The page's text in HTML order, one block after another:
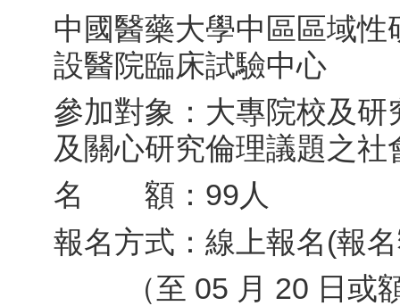
中國醫藥大學中區區域
設醫院臨床試驗中心
參加對象：大專院校及
及關心研究倫理議題之社
名 額：99人
報名方式：線上報名(報
（至 05 月 20 日或額